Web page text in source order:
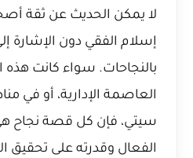
لا يمكن الحديث عن ثقة
إسلام الفقي دون الإشارة
بالنجاحات. سواء كانت هذه
العاصمة الإدارية، أو في
سيتي، فإن كل قصة نجاح
الفعال وقدرته على تحقيق